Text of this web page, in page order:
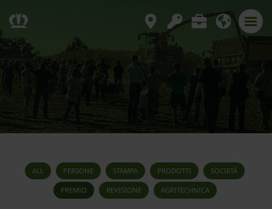
ALL PERSONE STAMPA PRODOTTI SOCIETÀ
PREMIO REVISIONE AGRITECHNICA